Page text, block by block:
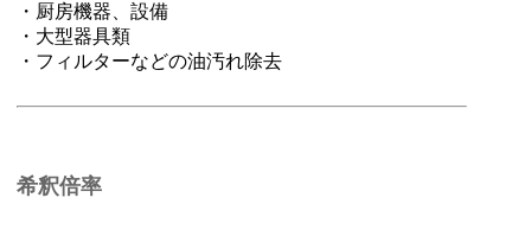
・厨房機器、設備
・大型器具類
・フィルターなどの油汚れ除去
希釈倍率